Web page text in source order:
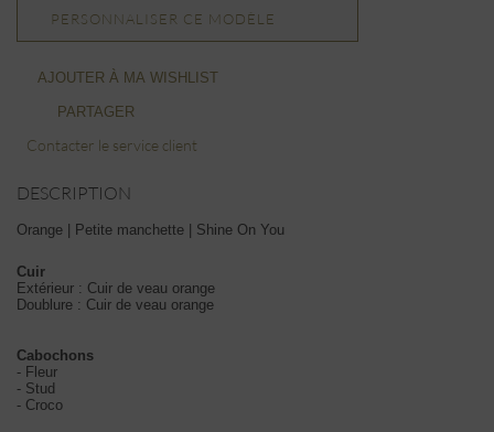
PERSONNALISER CE MODÈLE
AJOUTER À MA WISHLIST
PARTAGER
Contacter le service client
DESCRIPTION
Orange | Petite manchette | Shine On You
Cuir
Extérieur : Cuir de veau orange
Doublure : Cuir de veau orange
Cabochons
- Fleur
- Stud
- Croco